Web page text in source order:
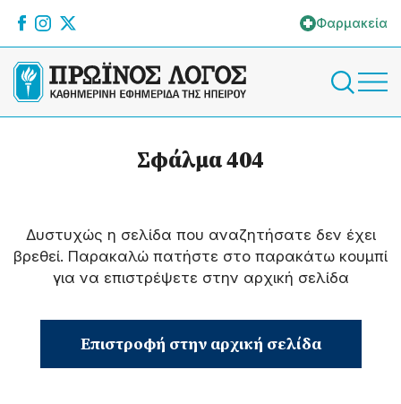
Φαρμακεία
Σφάλμα 404
Δυστυχώς η σελίδα που αναζητήσατε δεν έχει
βρεθεί. Παρακαλώ πατήστε στο παρακάτω κουμπί
για να επιστρέψετε στην αρχική σελίδα
Επιστροφή στην αρχική σελίδα